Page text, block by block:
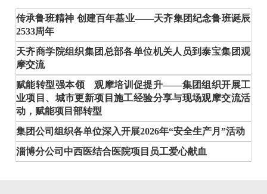
传承鲁班精神 创建百年基业——天齐集团纪念鲁班诞辰
2533周年
天齐商学院组织集团总部各单位机关人员到泰宝集团观
摩交流
赋能转型强本领 观摩培训促提升——集团组织开展工
业项目、城市更新项目施工经验分享与现场观摩交流活
动，赋能项目部转型
集团公司组织各单位深入开展2026年“安全生产月”活动
淄博分公司中西医结合医院项目员工爱心献血